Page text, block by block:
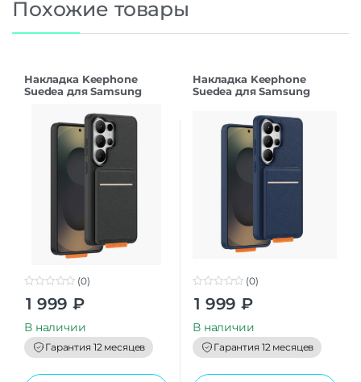
Похожие товары
Накладка Keephone
Suedea для Samsung
t
o
f
5
(0)
1 999 ₽
В наличии
Гарантия 12 месяцев
Накладка Keephone
Suedea для Samsung
t
o
f
5
(0)
1 999 ₽
В наличии
Гарантия 12 месяцев